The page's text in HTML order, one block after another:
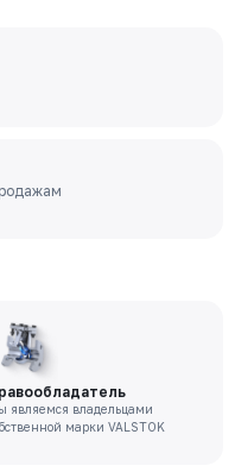
являемся владельцами
марки VALSTOK